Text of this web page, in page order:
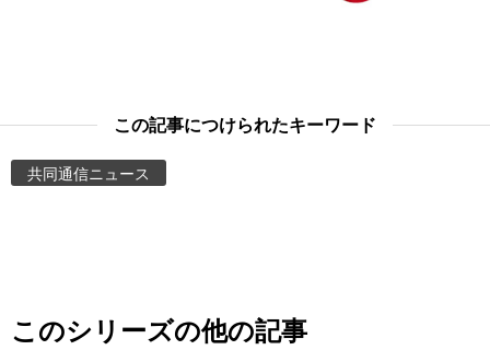
東京
この記事につけられたキーワード
共同通信ニュース
このシリーズの他の記事